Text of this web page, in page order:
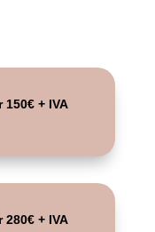
+ IVA
280€ + IVA